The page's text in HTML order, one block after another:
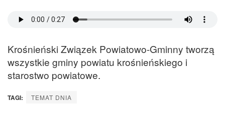
Krośnieński Związek Powiatowo-Gminny tworzą
wszystkie gminy powiatu krośnieńskiego i
starostwo powiatowe.
TAGI: TEMAT DNIA